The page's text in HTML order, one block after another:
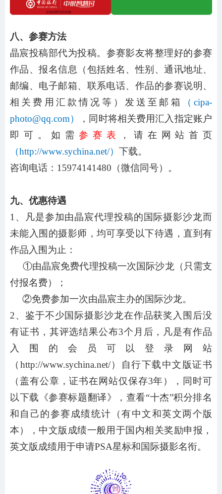
八、参赛方法
晶宸投稿部代为投稿。参赛影友将整理好的参赛
作品、报名信息（包括姓名、性别、通讯地址、
邮编、电子邮箱、联系电话、作品的参赛说明、
相关费用汇款情况等）发送至邮箱
（ cipa-
photo@qq.com）
，同时将相关费用汇入指定账户
即可。如需 参赛表
，请在网站首页
（http://www.sychina.net/） 下载。
咨询电话： 15974141480 （微信同号）。
九、优惠待遇
1、凡是参加由晶宸代理投稿的国际摄影沙龙而
未能入围的摄影师，均可享受以下待遇，直到有
作品入围为止：
①由晶宸免费代理投稿一次国际沙龙（只需支
付报名费）；
②免费参加一次由晶宸主办的国际沙龙。
2、鉴于不少国际摄影沙龙在作品获奖入围后没
有证书，其评选结果公布3个月后，凡是有作品
入围的会员可以登录网站
（http://www.sychina.net/）自行下载中文版证书
（盖有公章，证书在网站仅保存3年），同时可
以下载《参赛标题翻译》，查看“十杰”积分排名
和自己的参赛成绩统计（有中文和英文两个版
本），中文版成绩一般用于国内相关奖励申报，
英文版成绩用于申请PSA星标和国际摄影名衔。